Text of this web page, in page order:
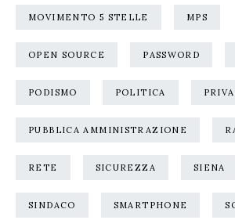
MOVIMENTO 5 STELLE MPS
OPEN SOURCE PASSWORD
PODISMO POLITICA
PUBBLICA AMMINISTRAZIONE
RETE SICUREZZA SIENA
SINDACO SMARTPHONE